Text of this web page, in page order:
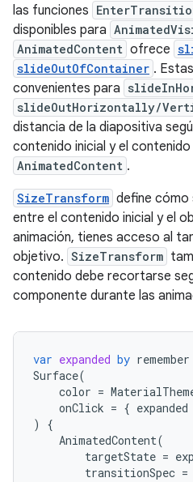
las funciones
disponibles para
AnimatedContent ofrece
slideOutOfContainer .
convenientes para
slideOutHorizontally/
distancia de la diapositiva
contenido inicial y el
AnimatedContent .
SizeTransform define cómo
entre el contenido inicial y el
animación, tienes acceso al
objetivo. SizeTransform
contenido debe recortarse
componente durante las
var expanded by remember
Surface(
color =
onClick = { expanded
)
{
AnimatedContent(
targetState =
transitionSpec =